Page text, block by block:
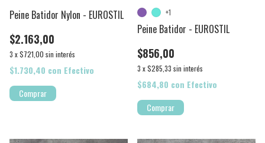
Peine Batidor Nylon - EUROSTIL
$2.163,00
3 x$721,00 sin interés
$1.730,40 con Efectivo
Peine Batidor - EUROSTIL
$856,00
3 x$285,33 sin interés
$684,80 con Efectivo
+1
Comprar